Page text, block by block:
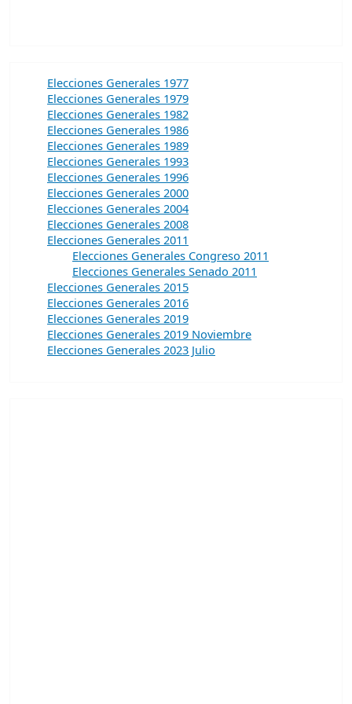
Elecciones Generales 1977
Elecciones Generales 1979
Elecciones Generales 1982
Elecciones Generales 1986
Elecciones Generales 1989
Elecciones Generales 1993
Elecciones Generales 1996
Elecciones Generales 2000
Elecciones Generales 2004
Elecciones Generales 2008
Elecciones Generales 2011
Elecciones Generales Congreso 2011
Elecciones Generales Senado 2011
Elecciones Generales 2015
Elecciones Generales 2016
Elecciones Generales 2019
Elecciones Generales 2019 Noviembre
Elecciones Generales 2023 Julio